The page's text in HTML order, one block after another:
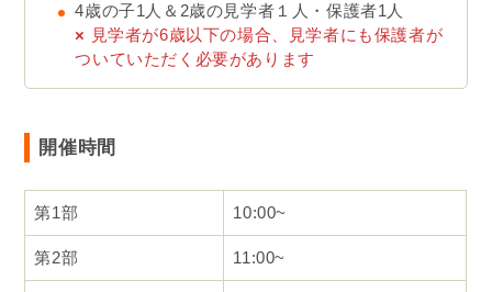
4歳の子1人＆2歳の見学者１人・保護者1人
× 見学者が6歳以下の場合、見学者にも保護者が
ついていただく必要があります
開催時間
第1部 10:00~
第2部 11:00~